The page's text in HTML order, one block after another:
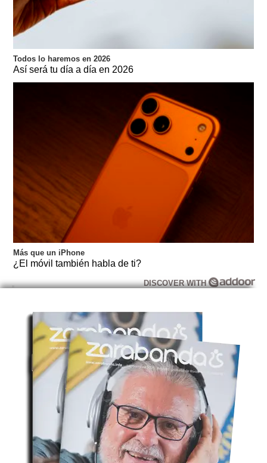
Todos lo haremos en 2026
Así será tu día a día en 2026
Más que un iPhone
¿El móvil también habla de ti?
DISCOVER WITH